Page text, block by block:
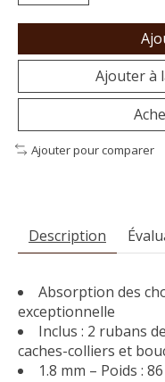
Ajouter à
Ajouter pour comparer
Description
Absorption des
exceptionnelle
Inclus : 2 rubans
caches-colliers et
1.8 mm – Poids :